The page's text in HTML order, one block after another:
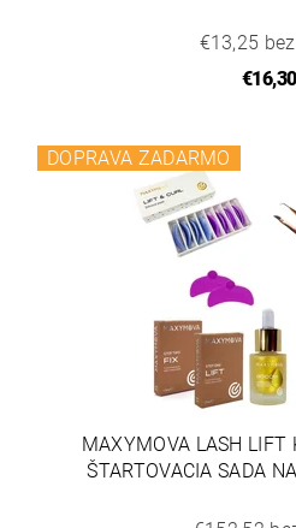
€13,25
€16,30
DOPRAVA ZADARMO
MAXYMOVA LASH LIFT
ŠTARTOVACIA SADA